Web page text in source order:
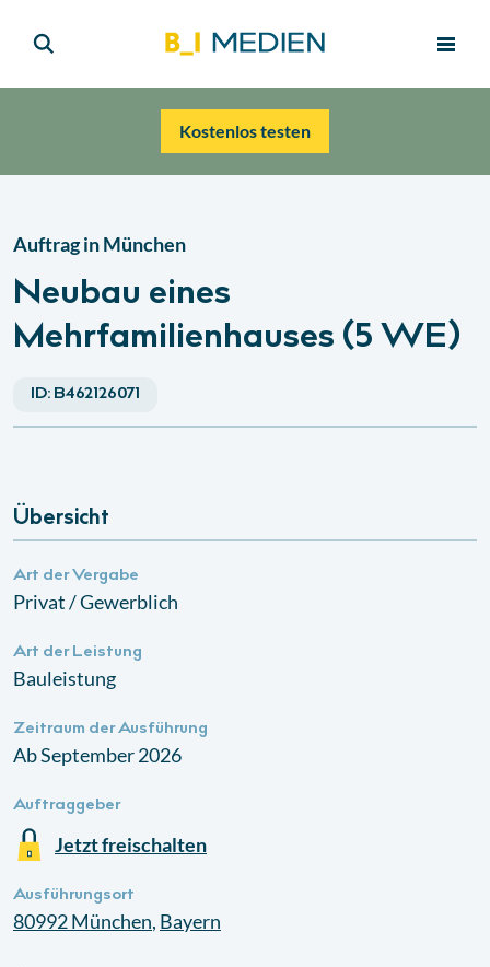
Kostenlos testen
Auftrag inMünchen
Neubau eines
Mehrfamilienhauses (5 WE)
ID: B462126071
Übersicht
Art der Vergabe
Privat / Gewerblich
Art der Leistung
Bauleistung
Zeitraum der Ausführung
Ab September 2026
Auftraggeber
Jetzt freischalten
Ausführungsort
80992München, Bayern